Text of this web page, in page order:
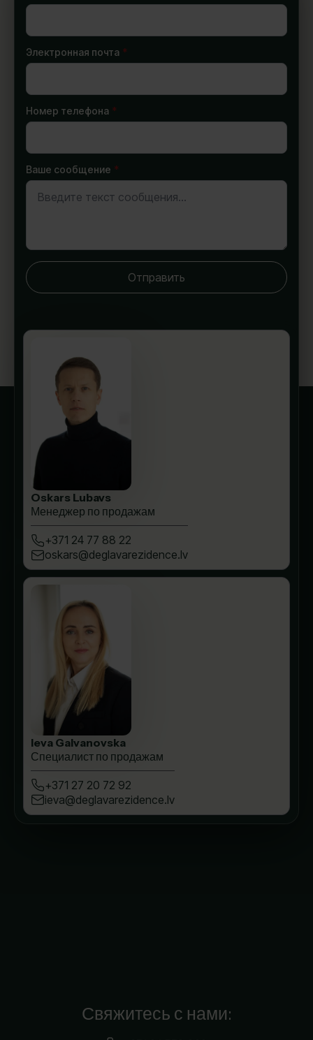
Электронная почта *
Номер телефона *
Ваше сообщение *
Отправить
Oskars Lubavs
Менеджер по продажам
+371 24 77 88 22
oskars@deglavarezidence.lv
Ieva Galvanovska
Специалист по продажам
+371 27 20 72 92
ieva@deglavarezidence.lv
Свяжитесь с нами: